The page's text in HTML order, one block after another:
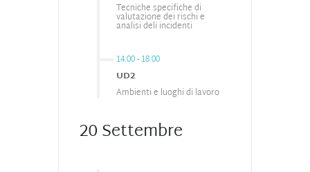
Tecniche specifiche di
valutazione dei rischi e
analisi deli incidenti
14.00-18.00
UD2
Ambienti e luoghi di lavoro
20 Settembre